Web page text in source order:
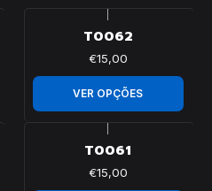
T0062
€15,00
VER OPÇÕES
T0061
€15,00